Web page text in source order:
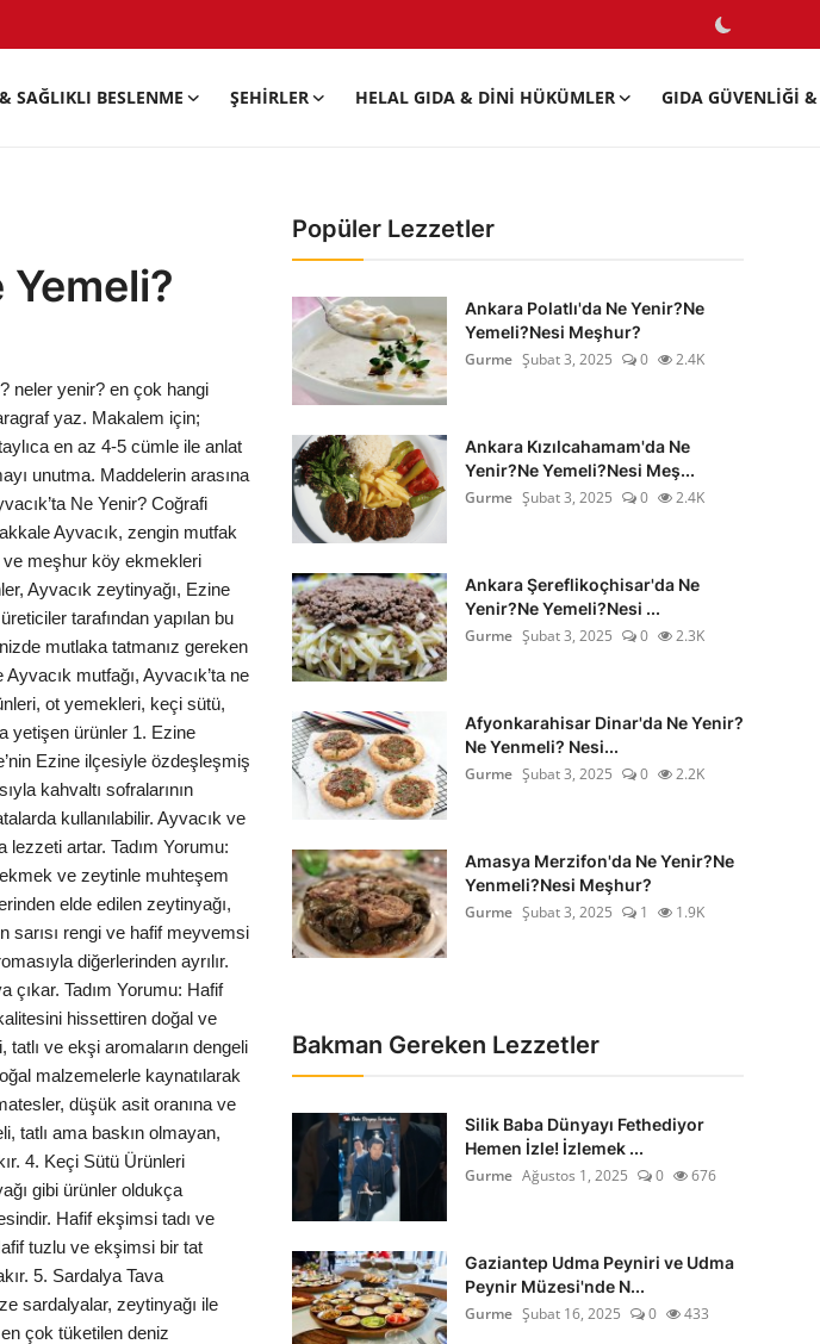
SAĞLIKLI BESLENME ŞEHIRLER HELAL GIDA & DINI HÜKÜMLER GIDA GÜVENLIĞI
neler yenir? en çok hangi
yaz. Makalem için;
en az 4-5 cümle ile anlat
unutma. Maddelerin arasına
Ne Yenir? Coğrafi
Ayvacık, zengin mutfak
ve meşhur köy ekmekleri
Ayvacık zeytinyağı, Ezine
tarafından yapılan bu
mutlaka tatmanız gereken
mutfağı, Ayvacık’ta ne
ot yemekleri, keçi sütü,
yetişen ürünler 1. Ezine
Ezine ilçesiyle özdeşleşmiş
kahvaltı sofralarının
kullanılabilir. Ayvacık ve
lezzeti artar. Tadım Yorumu:
ve zeytinle muhteşem
elde edilen zeytinyağı,
sarısı rengi ve hafif meyvemsi
diğerlerinden ayrılır.
çıkar. Tadım Yorumu: Hafif
hissettiren doğal ve
ve ekşi aromaların dengeli
malzemelerle kaynatılarak
düşük asit oranına ve
tatlı ama baskın olmayan,
4. Keçi Sütü Ürünleri
gibi ürünler oldukça
Hafif ekşimsi tadı ve
tuzlu ve ekşimsi bir tat
5. Sardalya Tava
sardalyalar, zeytinyağı ile
çok tüketilen deniz
Popüler Lezzetler
Ankara Polatlı'da Ne Yenir?Ne
Yemeli?Nesi Meşhur?
Gurme Şubat 3, 2025 0 2.4K
Ankara Kızılcahamam'da Ne
Yenir?Ne Yemeli?Nesi Meş...
Gurme Şubat 3, 2025 0 2.4K
Ankara Şereflikoçhisar'da Ne
Yenir?Ne Yemeli?Nesi ...
Gurme Şubat 3, 2025 0 2.3K
Afyonkarahisar Dinar'da Ne Yenir?
Ne Yenmeli? Nesi...
Gurme Şubat 3, 2025 0 2.2K
Amasya Merzifon'da Ne Yenir?Ne
Yenmeli?Nesi Meşhur?
Gurme Şubat 3, 2025 1 1.9K
Bakman Gereken Lezzetler
Silik Baba Dünyayı Fethediyor
Hemen İzle! İzlemek ...
Gurme Ağustos 1, 2025 0 676
Gaziantep Udma Peyniri ve Udma
Peynir Müzesi'nde N...
Gurme Şubat 16, 2025 0 433